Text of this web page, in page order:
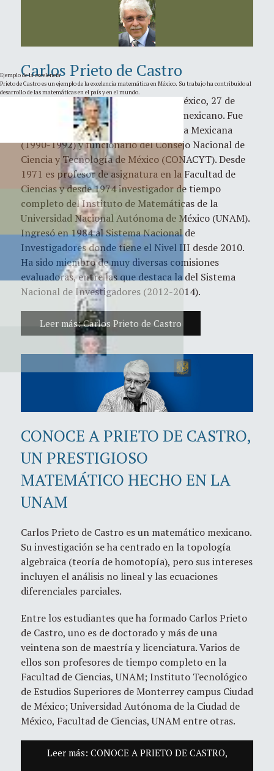
Ejemplo de la excelencia
Prieto de Castro es un ejemplo de la excelencia matemática en México. Su trabajo ha contribuido al
desarrollo de las matemáticas en el país y en el mundo.
Carlos Prieto de Castro
Carlos Prieto de Castro (Ciudad de México, 27 de
febrero de 1948), es un matemático mexicano. Fue
Presidente de la Sociedad Matemática Mexicana
(1990-1992) y funcionario del Consejo Nacional de
Ciencia y Tecnología de México (CONACYT). Desde
1971 es profesor de asignatura en la Facultad de
Ciencias y desde 1974 investigador de tiempo
completo del Instituto de Matemáticas de la
Universidad Nacional Autónoma de México (UNAM).
Ingresó en 1984 al Sistema Nacional de
Investigadores donde tiene el Nivel III desde 2010.
Ha sido miembro de muy diversas comisiones
evaluadoras, entre las que destaca la del Sistema
Nacional de Investigadores (2012-2014).
Leer más: Carlos Prieto de Castro
CONOCE A PRIETO DE CASTRO,
UN PRESTIGIOSO
MATEMÁTICO HECHO EN LA
UNAM
Carlos Prieto de Castro es un matemático mexicano.
Su investigación se ha centrado en la topología
algebraica (teoría de homotopía), pero sus intereses
incluyen el análisis no lineal y las ecuaciones
diferenciales parciales.
Entre los estudiantes que ha formado Carlos Prieto
de Castro, uno es de doctorado y más de una
veintena son de maestría y licenciatura. Varios de
ellos son profesores de tiempo completo en la
Facultad de Ciencias, UNAM; Instituto Tecnológico
de Estudios Superiores de Monterrey campus Ciudad
de México; Universidad Autónoma de la Ciudad de
México, Facultad de Ciencias, UNAM entre otras.
Leer más: CONOCE A PRIETO DE CASTRO,